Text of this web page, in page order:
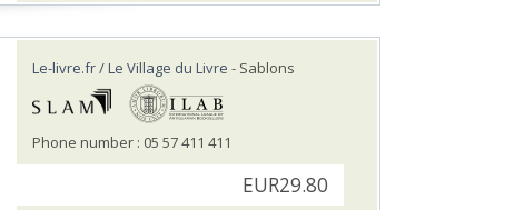
Le-livre.fr / Le Village du Livre - Sablons
Phone number : 05 57 411 411
EUR29.80